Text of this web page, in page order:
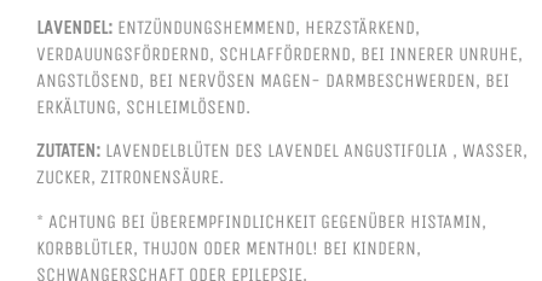
LAVENDEL: ENTZÜNDUNGSHEMMEND, HERZSTÄRKEND,
VERDAUUNGSFÖRDERND, SCHLAFFÖRDERND, BEI INNERER UNRUHE,
ANGSTLÖSEND, BEI NERVÖSEN MAGEN- DARMBESCHWERDEN, BEI
ERKÄLTUNG, SCHLEIMLÖSEND.
ZUTATEN: LAVENDELBLÜTEN DES LAVENDEL ANGUSTIFOLIA , WASSER,
ZUCKER, ZITRONENSÄURE.
* ACHTUNG BEI ÜBEREMPFINDLICHKEIT GEGENÜBER HISTAMIN,
KORBBLÜTLER, THUJON ODER MENTHOL! BEI KINDERN,
SCHWANGERSCHAFT ODER EPILEPSIE.